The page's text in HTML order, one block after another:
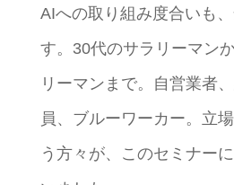
AIへの取り組み度合いも
す。30代のサラリーマン
リーマンまで。自営業者
員、ブルーワーカー。立
う方々が、このセミナー